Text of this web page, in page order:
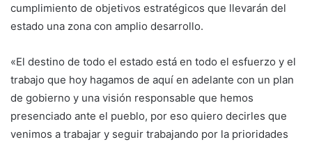
cumplimiento de objetivos estratégicos que llevarán del
estado una zona con amplio desarrollo.
«El destino de todo el estado está en todo el esfuerzo y el
trabajo que hoy hagamos de aquí en adelante con un plan
de gobierno y una visión responsable que hemos
presenciado ante el pueblo, por eso quiero decirles que
venimos a trabajar y seguir trabajando por la prioridades